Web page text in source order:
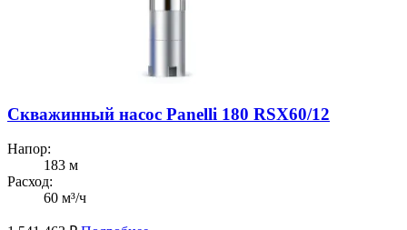
Скважинный насос Panelli 180 RSX60/12
Напор:
183 м
Расход:
60 м³/ч